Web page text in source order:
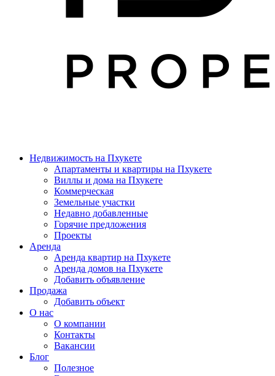
Недвижимость на Пхукете
Апартаменты и квартиры на Пхукете
Виллы и дома на Пхукете
Коммерческая
Земельные участки
Недавно добавленные
Горячие предложения
Проекты
Аренда
Аренда квартир на Пхукете
Аренда домов на Пхукете
Добавить объявление
Продажа
Добавить объект
О нас
О компании
Контакты
Вакансии
Блог
Полезное